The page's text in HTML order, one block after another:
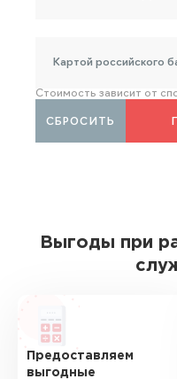
Картой российского
Стоимость зависит от
СБРОСИТЬ
Выгоды при
Предоставляем
выгодные